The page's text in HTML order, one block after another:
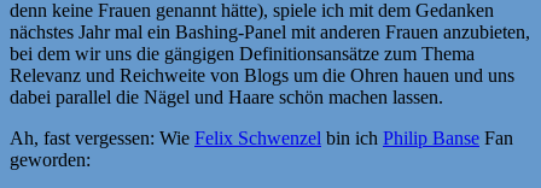
denn keine Frauen genannt hätte), spiele ich mit dem Gedanken
nächstes Jahr mal ein Bashing-Panel mit anderen Frauen anzubieten,
bei dem wir uns die gängigen Definitionsansätze zum Thema
Relevanz und Reichweite von Blogs um die Ohren hauen und uns
dabei parallel die Nägel und Haare schön machen lassen.
Ah, fast vergessen: Wie Felix Schwenzel bin ich Philip Banse Fan
geworden: